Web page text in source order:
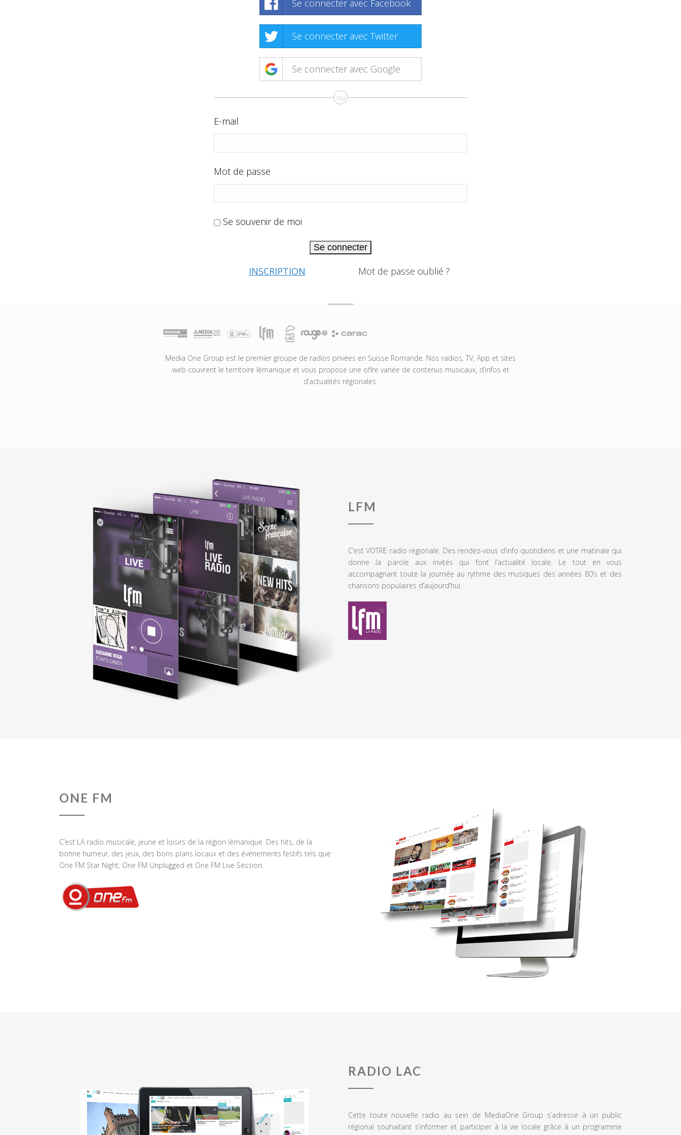
Se connecter avec Facebook
Se connecter avec Twitter
Se connecter avec Google
ou
E-mail
Mot de passe
Se souvenir de moi
Se connecter
INSCRIPTION Mot de passe oublié ?
Media One Group est le premier groupe de radios privées en Suisse Romande. Nos radios, TV, App et sites
web couvrent le territoire lémanique et vous propose une offre variée de contenus musicaux, d’infos et
d’actualités régionales.
LFM
C’est VOTRE radio régionale. Des rendez-vous d’info quotidiens et une matinale qui
donne la parole aux invités qui font l’actualité locale. Le tout en vous
accompagnant toute la journée au rythme des musiques des années 80’s et des
chansons populaires d’aujourd’hui.
ONE FM
C’est LA radio musicale, jeune et loisirs de la région lémanique. Des hits, de la
bonne humeur, des jeux, des bons plans locaux et des événements festifs tels que
One FM Star Night, One FM Unplugged et One FM Live Session.
RADIO LAC
Cette toute nouvelle radio au sein de MediaOne Group s’adresse à un public
régional souhaitant s’informer et participer à la vie locale grâce à un programme